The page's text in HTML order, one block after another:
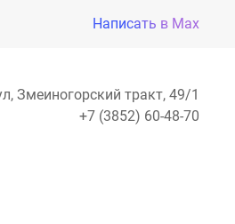
Написать в Max
Змеиногорский тракт, 49/1
+7 (3852) 60-48-70